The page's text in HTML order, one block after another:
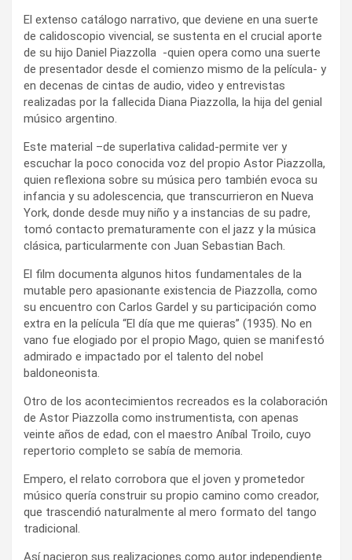
El extenso catálogo narrativo, que deviene en una suerte
de calidoscopio vivencial, se sustenta en el crucial aporte
de su hijo Daniel Piazzolla -quien opera como una suerte
de presentador desde el comienzo mismo de la película- y
en decenas de cintas de audio, video y entrevistas
realizadas por la fallecida Diana Piazzolla, la hija del genial
músico argentino.
Este material –de superlativa calidad-permite ver y
escuchar la poco conocida voz del propio Astor Piazzolla,
quien reflexiona sobre su música pero también evoca su
infancia y su adolescencia, que transcurrieron en Nueva
York, donde desde muy niño y a instancias de su padre,
tomó contacto prematuramente con el jazz y la música
clásica, particularmente con Juan Sebastian Bach.
El film documenta algunos hitos fundamentales de la
mutable pero apasionante existencia de Piazzolla, como
su encuentro con Carlos Gardel y su participación como
extra en la película “El día que me quieras” (1935). No en
vano fue elogiado por el propio Mago, quien se manifestó
admirado e impactado por el talento del nobel
baldoneonista.
Otro de los acontecimientos recreados es la colaboración
de Astor Piazzolla como instrumentista, con apenas
veinte años de edad, con el maestro Aníbal Troilo, cuyo
repertorio completo se sabía de memoria.
Empero, el relato corrobora que el joven y prometedor
músico quería construir su propio camino como creador,
que trascendió naturalmente al mero formato del tango
tradicional.
Así nacieron sus realizaciones como autor independiente